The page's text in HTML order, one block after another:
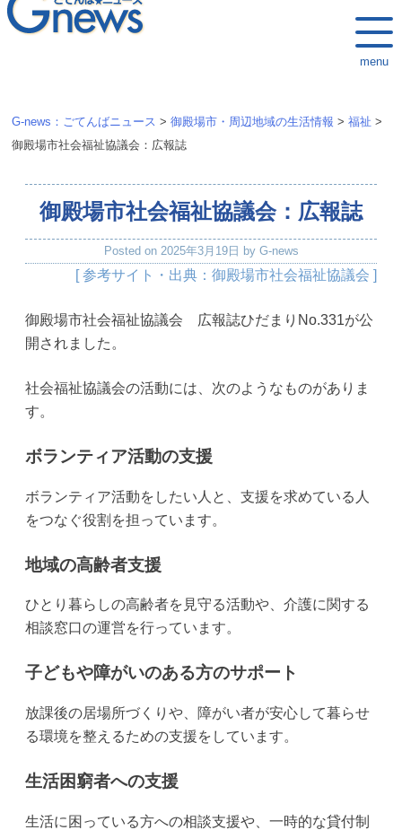
menu
G-news：ごてんばニュース > 御殿場市・周辺地域の生活情報 > 福祉 >
御殿場市社会福祉協議会：広報誌
御殿場市社会福祉協議会：広報誌
Posted on 2025年3月19日 by G-news
[ 参考サイト・出典：御殿場市社会福祉協議会 ]
御殿場市社会福祉協議会 広報誌ひだまりNo.331が公
開されました。
社会福祉協議会の活動には、次のようなものがありま
す。
ボランティア活動の支援
ボランティア活動をしたい人と、支援を求めている人
をつなぐ役割を担っています。
地域の高齢者支援
ひとり暮らしの高齢者を見守る活動や、介護に関する
相談窓口の運営を行っています。
子どもや障がいのある方のサポート
放課後の居場所づくりや、障がい者が安心して暮らせ
る環境を整えるための支援をしています。
生活困窮者への支援
生活に困っている方への相談支援や、一時的な貸付制